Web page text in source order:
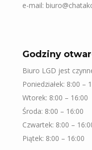
e-mail:
Godziny
Biuro LGD jest
Poniedziałek: 8:00 –
Wtorek: 8:00 – 16:00
Środa: 8:00 – 16:00
Czwartek: 8:00 –
Piątek: 8:00 – 16:00